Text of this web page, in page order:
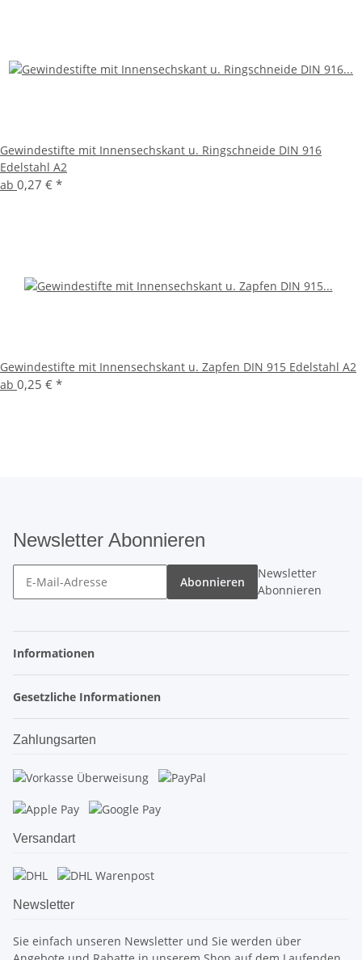
Gewindestifte mit Innensechskant u. Ringschneide DIN 916
Edelstahl A2
ab 0,27 € *
Gewindestifte mit Innensechskant u. Zapfen DIN 915 Edelstahl A2
ab 0,25 € *
Newsletter Abonnieren
Abonnieren
Newsletter
Abonnieren
Informationen
Gesetzliche Informationen
Zahlungsarten
Versandart
Newsletter
Sie einfach unseren Newsletter und Sie werden über